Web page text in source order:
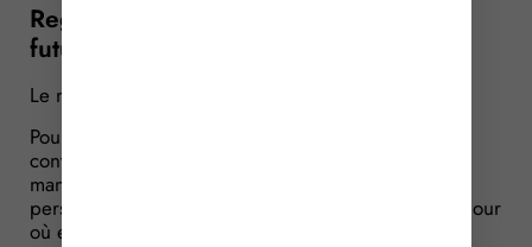
Registre des mandats de protection
future : on en sait plus…
Le mandat de protection future
Pour rappel, un mandat de protection future est un
contrat qui permet à une personne majeure, le
mandant, de désigner à l’avance une ou plusieurs
personnes, les mandataires, pour la représenter le jour
où elle n’aura plus la capacité de gérer ses intérêts.